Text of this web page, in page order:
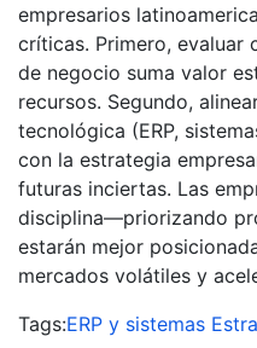
empresarios
críticas. Primero, evaluar
de negocio suma valor
recursos. Segundo,
tecnológica (ERP,
con la estrategia
futuras inciertas. Las
disciplina—priorizando
estarán mejor
mercados volátiles y
Tags:ERP y sistemas